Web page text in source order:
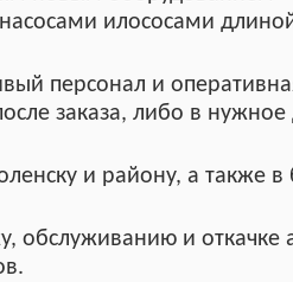
илососами
персонал и
заказа, либо в нужное
и району, а также
обслуживанию и откачке